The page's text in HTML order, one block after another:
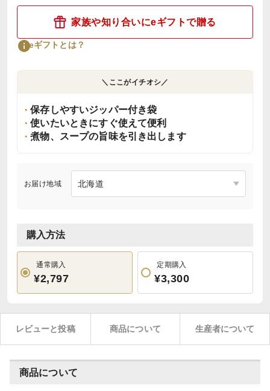
家族や知り合いにeギフトで贈る
eギフトとは？
＼ここがイチオシ／
保存しやすいジッパー付き袋
使いたいときにすぐ使えて便利
煮物、スープの旨味を引き出します
お届け地域
購入方法
通常購入
¥2,797
定期購入
¥3,300
レビューと投稿 商品について 生産者について
商品について